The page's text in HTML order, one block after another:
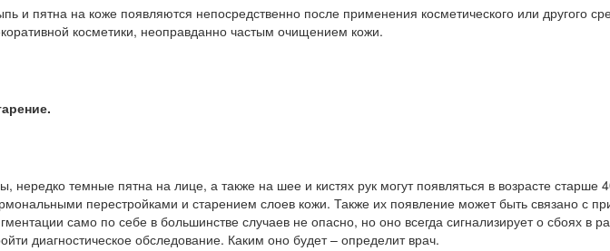
и пятна на коже появляются непосредственно после применения косметического или другого
косметики, неоправданно частым очищением кожи.
нередко темные пятна на лице, а также на шее и кистях рук могут появляться в возрасте
перестройками и старением слоев кожи. Также их появление может быть связано с
само по себе в большинстве случаев не опасно, но оно всегда сигнализирует о сбоях в
диагностическое обследование. Каким оно будет – определит врач.